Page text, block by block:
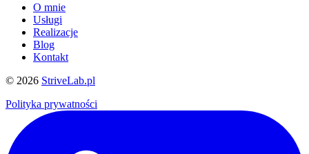
O mnie
Usługi
Realizacje
Blog
Kontakt
© 2026 StriveLab.pl
Polityka prywatności